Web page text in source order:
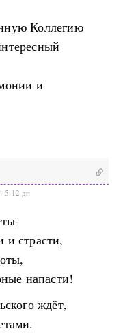
Коллегию
и
5:12 дп
страсти,
напасти!
ждёт,